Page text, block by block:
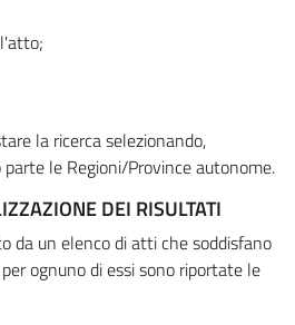
la ricerca selezionando,
le Regioni/Province autonome.
DEI RISULTATI
da un elenco di atti che soddisfano
ognuno di essi sono riportate le